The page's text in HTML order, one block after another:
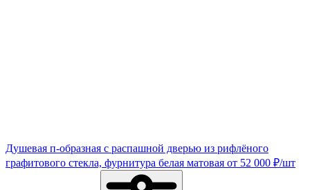
Душевая п-образная с распашной дверью из рифлёного
графитового стекла, фурнитура белая матовая от 52 000 ₽/шт